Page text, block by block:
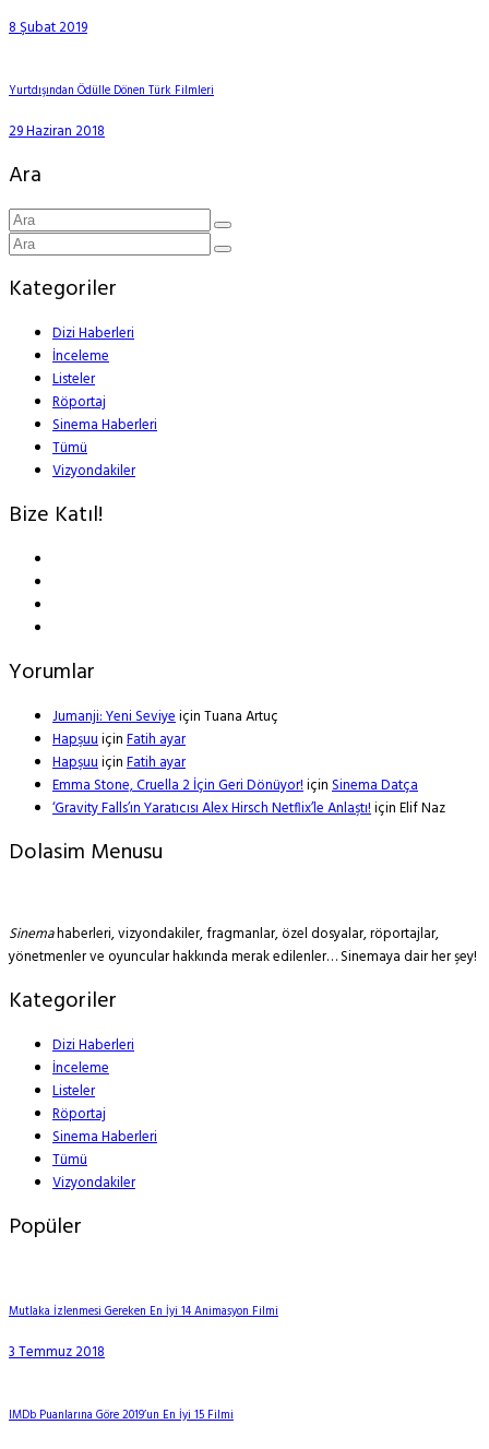
8 Şubat 2019
Yurtdışından Ödülle Dönen Türk Filmleri
29 Haziran 2018
Ara
Kategoriler
Dizi Haberleri
İnceleme
Listeler
Röportaj
Sinema Haberleri
Tümü
Vizyondakiler
Bize Katıl!
Yorumlar
Jumanji: Yeni SeviyeiçinTuana Artuç
HapşuuiçinFatih ayar
HapşuuiçinFatih ayar
Emma Stone, Cruella 2 İçin Geri Dönüyor!içinSinema Datça
‘Gravity Falls’ın Yaratıcısı Alex Hirsch Netflix’le Anlaştı!içinElif Naz
Dolasim Menusu
Sinemahaberleri, vizyondakiler, fragmanlar, özel dosyalar, röportajlar,
yönetmenler ve oyuncular hakkında merak edilenler… Sinemaya dair her şey!
Kategoriler
Dizi Haberleri
İnceleme
Listeler
Röportaj
Sinema Haberleri
Tümü
Vizyondakiler
Popüler
Mutlaka İzlenmesi Gereken En İyi 14 Animasyon Filmi
3 Temmuz 2018
IMDb Puanlarına Göre 2019’un En İyi 15 Filmi